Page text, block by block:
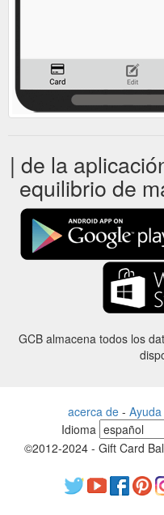
| de la
equilibrio de
GCB almacena todos los
acerca de- Ayuda
Idioma
©2012-2024 - Gift Card